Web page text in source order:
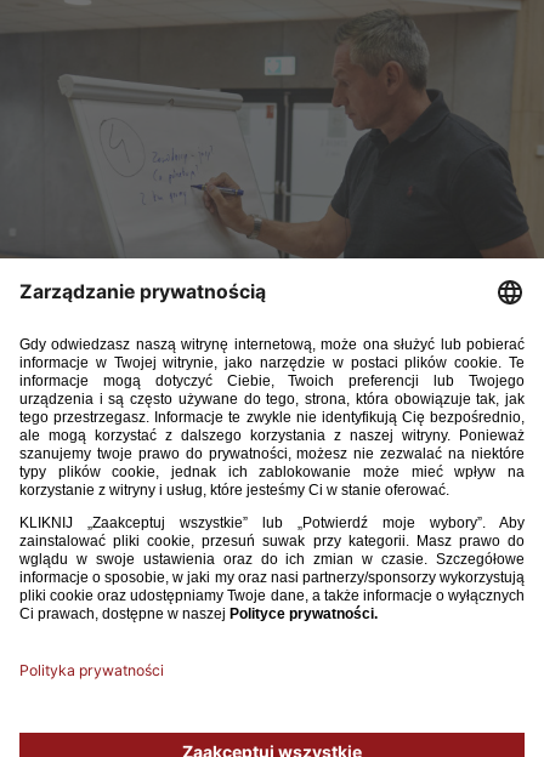
lat 16 przegrała 0:3 z gospodarzami w swoim drugim
spotkaniu w ramach towarzyskiego turnieju w Rumunii.
25 kwietnia, Buftea
Bramki:Tudor Cocu 22', Lanis Avaramescu 46', sam. Mateusz Leniart
58'
Polska:12. Jan Jach – 2. Mateusz Cegliński (58, 4. Marcel Ślusar), 3.
Ruszkiewicz (86, 6. Jakub Falkiewicz), 7. Karol Delikat (58, 9. Igor Tyjon),
Wojciech Machura), 13. Mikołaj Czerniatowicz (58, 11. Filip Skrob), 19.